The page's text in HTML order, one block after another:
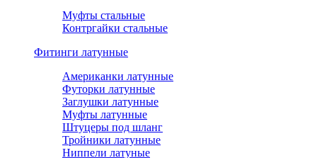
Муфты стальные
Контргайки стальные
Фитинги латунные
Американки латунные
Футорки латунные
Заглушки латунные
Муфты латунные
Штуцеры под шланг
Тройники латунные
Ниппели латуные